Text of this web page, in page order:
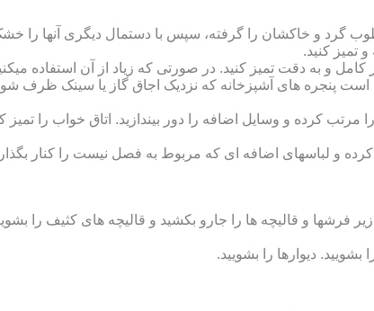
گرد و خاک‏شان را گرفته، سپس با دستمال دیگری آنها
تمیز کنید.
کامل و به دقت تمیز کنید. در صورتی که زیاد از آن استفاده
است پنجره‏ های آشپزخانه که نزدیک اجاق گاز یا سینک ظرف
مرتب کرده و وسایل اضافه را دور بیندازید. اتاق خواب را تمیز
و لباس‏های اضافه ای که مربوط به فصل نیست را کنار
فرش‏ها و قالیچه‏ ها را جارو بکشید و قالیچه‏ های کثیف را
بشویید. دیوارها را بشویید.